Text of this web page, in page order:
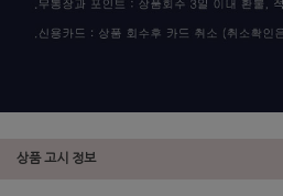
상품 고시 정보